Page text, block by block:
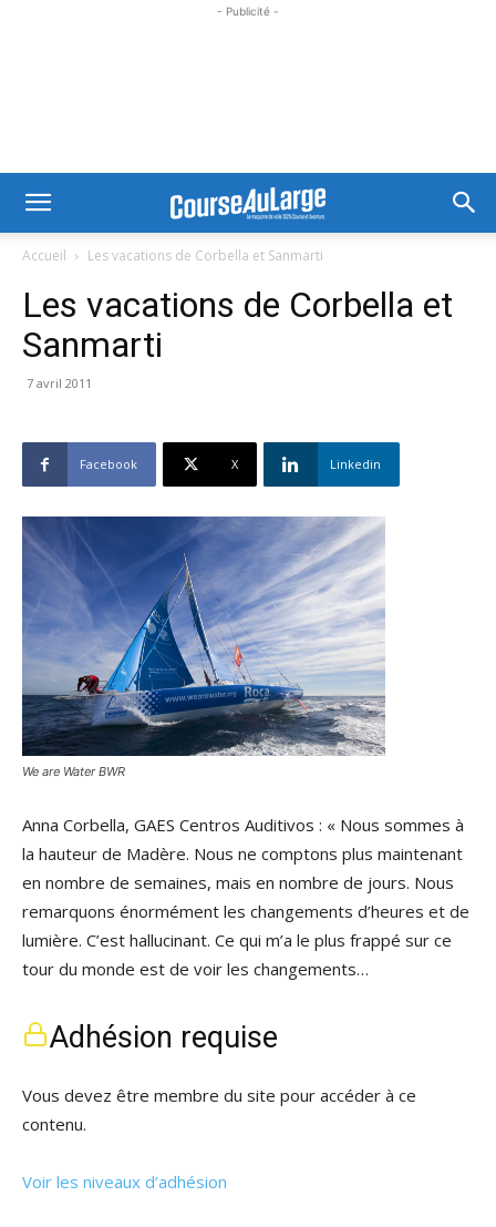
- Publicité -
Accueil Les vacations de Corbella et Sanmarti
Les vacations de Corbella et
Sanmarti
7 avril 2011
Facebook X Linkedin
We are Water BWR
Anna Corbella, GAES Centros Auditivos : « Nous sommes à
la hauteur de Madère. Nous ne comptons plus maintenant
en nombre de semaines, mais en nombre de jours. Nous
remarquons énormément les changements d’heures et de
lumière. C’est hallucinant. Ce qui m’a le plus frappé sur ce
tour du monde est de voir les changements…
Adhésion requise
Vous devez être membre du site pour accéder à ce
contenu.
Voir les niveaux d’adhésion